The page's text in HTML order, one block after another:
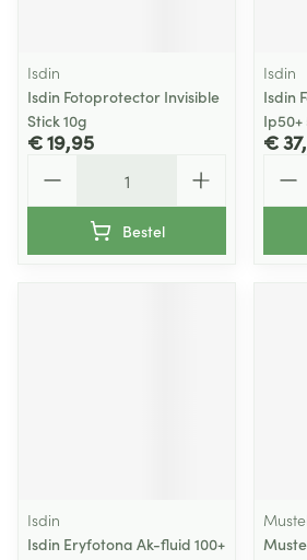
Isdin
Isdin Fotoprotector Invisible
Stick 10g
€ 19,95
Bestel
Isdin
Isdin
Ip50+
€
Isdin
Isdin Eryfotona Ak-fluid 100+